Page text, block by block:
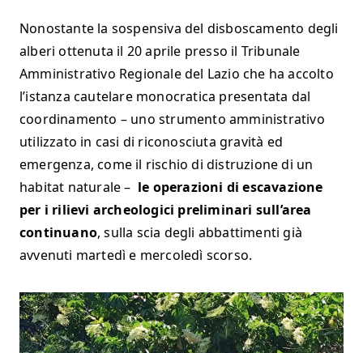
Nonostante la sospensiva del disboscamento degli
alberi ottenuta il 20 aprile presso il Tribunale
Amministrativo Regionale del Lazio che ha accolto
l’istanza cautelare monocratica presentata dal
coordinamento – uno strumento amministrativo
utilizzato in casi di riconosciuta gravità ed
emergenza, come il rischio di distruzione di un
habitat naturale – le operazioni di escavazione
per i rilievi archeologici preliminari sull’area
continuano, sulla scia degli abbattimenti già
avvenuti martedì e mercoledì scorso.